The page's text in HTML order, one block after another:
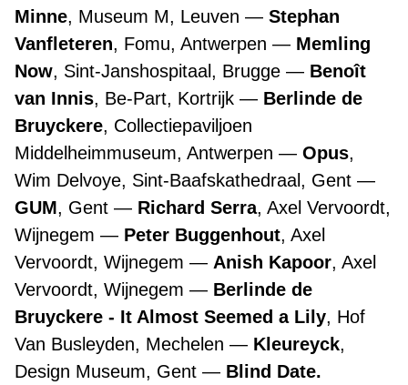
Minne, Museum M, Leuven
Stephan
Vanfleteren, Fomu, Antwerpen
Memling
Now, Sint-Janshospitaal, Brugge
Benoît
van Innis, Be-Part, Kortrijk
Berlinde de
Bruyckere, Collectiepaviljoen
Middelheimmuseum, Antwerpen
Opus,
Wim Delvoye, Sint-Baafskathedraal, Gent
GUM, Gent Richard Serra, Axel Vervoordt,
Wijnegem
Peter Buggenhout, Axel
Vervoordt, Wijnegem
Anish Kapoor, Axel
Vervoordt, Wijnegem
Berlinde de
Bruyckere - It Almost Seemed a Lily, Hof
Van Busleyden, Mechelen
Kleureyck,
Design Museum, Gent
Blind Date.